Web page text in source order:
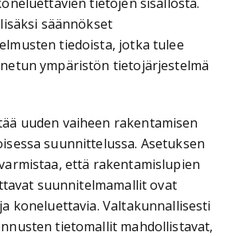
säännökset
tiedoista, jotka tulee
ympäristön tietojärjestelmä
uuden vaiheen rakentamisen
suunnittelussa. Asetuksen
että rakentamislupien
suunnitelmamallit ovat
koneluettavia. Valtakunnallisesti
tietomallit mahdollistavat,